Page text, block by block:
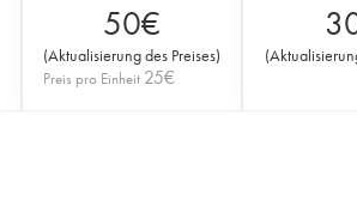
50€
(Aktualisierung des Preises)
Preis pro Einheit 25€
(